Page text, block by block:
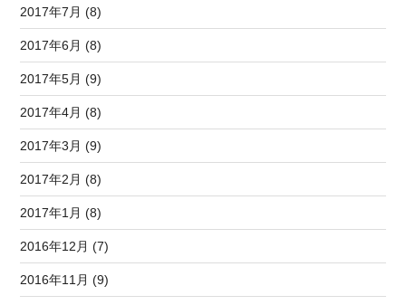
2017年7月 (8)
2017年6月 (8)
2017年5月 (9)
2017年4月 (8)
2017年3月 (9)
2017年2月 (8)
2017年1月 (8)
2016年12月 (7)
2016年11月 (9)